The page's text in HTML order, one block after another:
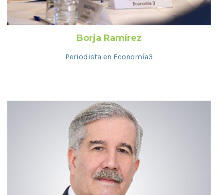
Borja Ramírez
Periodista en Economía3